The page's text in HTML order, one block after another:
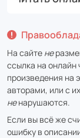
На сайте не
ссылка на онлайн
произведения на
авторами, или с
ненарушаются.
Если вы всё же
ошибку в